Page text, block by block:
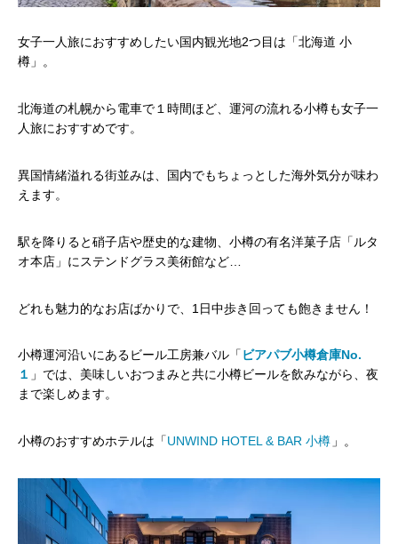
女子一人旅におすすめしたい国内観光地2つ目は「北海道 小
樽」。
北海道の札幌から電車で１時間ほど、運河の流れる小樽も女子一
人旅におすすめです。
異国情緒溢れる街並みは、国内でもちょっとした海外気分が味わ
えます。
駅を降りると硝子店や歴史的な建物、小樽の有名洋菓子店「ルタ
オ本店」にステンドグラス美術館など…
どれも魅力的なお店ばかりで、1日中歩き回っても飽きません！
小樽運河沿いにあるビール工房兼バル「 ビアパブ小樽倉庫No.
１ 」では、美味しいおつまみと共に小樽ビールを飲みながら、夜
まで楽しめます。
小樽のおすすめホテルは「UNWIND HOTEL & BAR 小樽 」。